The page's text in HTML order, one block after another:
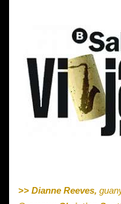
>> Dianne Reeves,